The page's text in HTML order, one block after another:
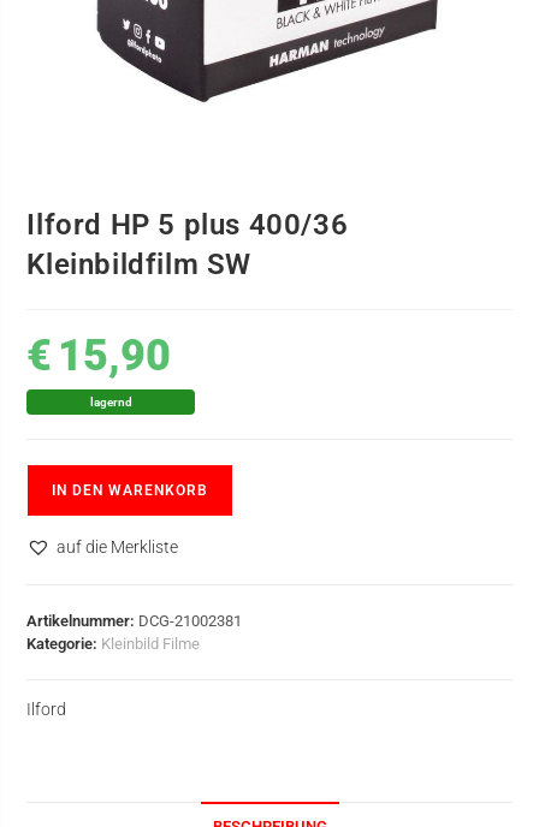
Ilford HP 5 plus 400/36
Kleinbildfilm SW
€ 15,90
lagernd
IN DEN WARENKORB
auf die Merkliste
Artikelnummer: DCG-21002381
Kategorie: Kleinbild Filme
Ilford